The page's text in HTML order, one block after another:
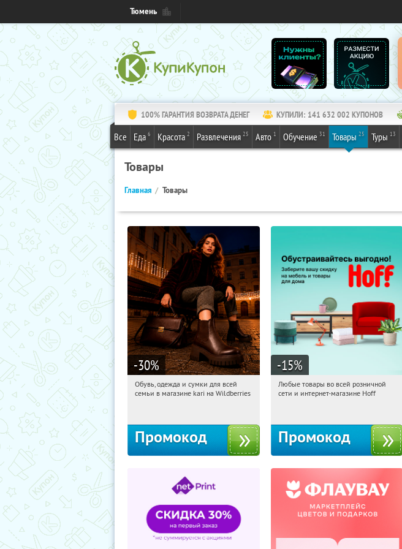
Тюмень
100% ГАРАНТИЯ ВОЗВРАТА ДЕНЕГ КУПИЛИ: 141 632 002 КУПОНОВ
Все Еда 6 Красота 2 Развлечения 25 Авто 1 Обучение 31 Товары 25 Туры 13
Товары
Главная Товары
-30%
18:15:29
Получи первым!
Обувь, одежда и сумки для всей
семьи в магазине kari на Wildberries
Промокод
-15%
18:15:29 Получили:
Любые товары во всей розничной
сети и интернет-магазине Hoff
Промокод